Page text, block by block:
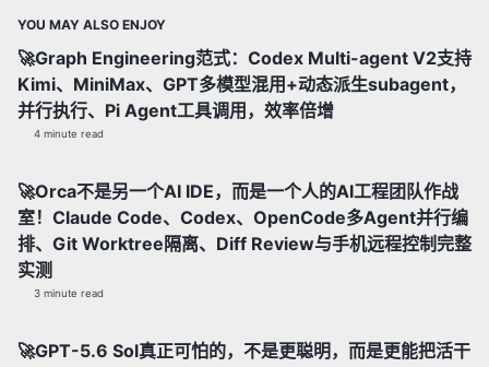
YOU MAY ALSO ENJOY
🚀Graph Engineering范式：Codex Multi-agent V2支持
Kimi、MiniMax、GPT多模型混用+动态派生subagent，
并行执行、Pi Agent工具调用，效率倍增
4 minute read
🚀Orca不是另一个AI IDE，而是一个人的AI工程团队作战
室！Claude Code、Codex、OpenCode多Agent并行编
排、Git Worktree隔离、Diff Review与手机远程控制完整
实测
3 minute read
🚀GPT-5.6 Sol真正可怕的，不是更聪明，而是更能把活干